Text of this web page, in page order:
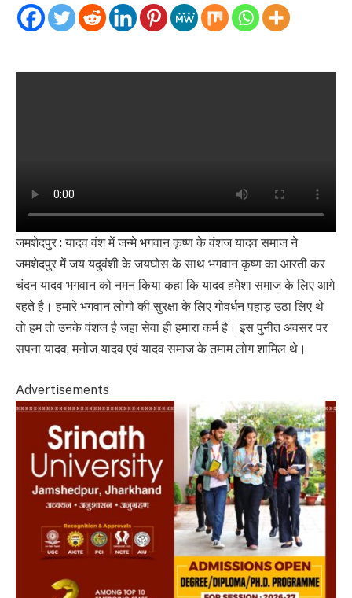
जमशेदपुर : यादव वंश में जन्मे भगवान कृष्ण के वंशज यादव समाज ने
जमशेदपुर में जय यदुवंशी के जयघोस के साथ भगवान कृष्ण का आरती कर
चंदन यादव भगवान को नमन किया कहा कि यादव हमेशा समाज के लिए आगे
रहते है। हमारे भगवान लोगो की सुरक्षा के लिए गोवर्धन पहाड़ उठा लिए थे
तो हम तो उनके वंशज है जहा सेवा ही हमारा कर्म है। इस पुनीत अवसर पर
सपना यादव, मनोज यादव एवं यादव समाज के तमाम लोग शामिल थे।
Advertisements